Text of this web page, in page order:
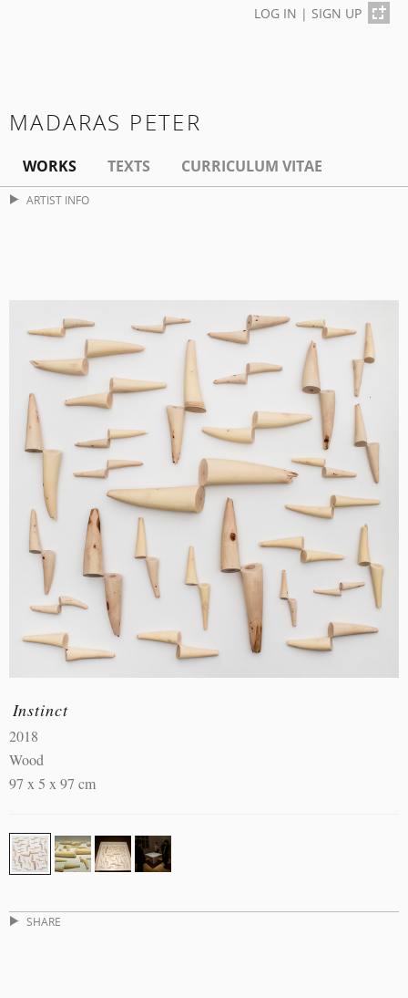
LOG IN | SIGN UP
MADARAS PETER
WORKS TEXTS CURRICULUM VITAE
ARTIST INFO
Instinct
2018
Wood
97 x 5 x 97 cm
SHARE